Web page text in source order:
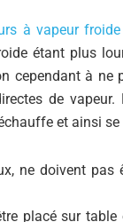
à vapeur froide
étant plus
cependant à
de
et ainsi
ne doivent pas
placé sur